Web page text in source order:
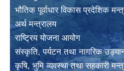
भाैतिक पूर्वाधार विकास प्रदेशिक
अर्थ मन्त्रालय
राष्ट्रिय योजना आयोग
संस्कृति, पर्यटन तथा नागरिक
कृषि, भुमि व्यवस्था तथा सहकारी